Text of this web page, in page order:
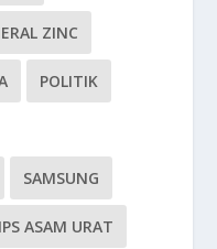
ZINC
POLITIK
SAMSUNG
ASAM URAT